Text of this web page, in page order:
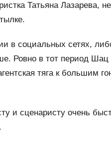
Татьяна Лазарева,
в социальных сетях,
Ровно в тот период Шац
тяга к большим
и сценаристу очень